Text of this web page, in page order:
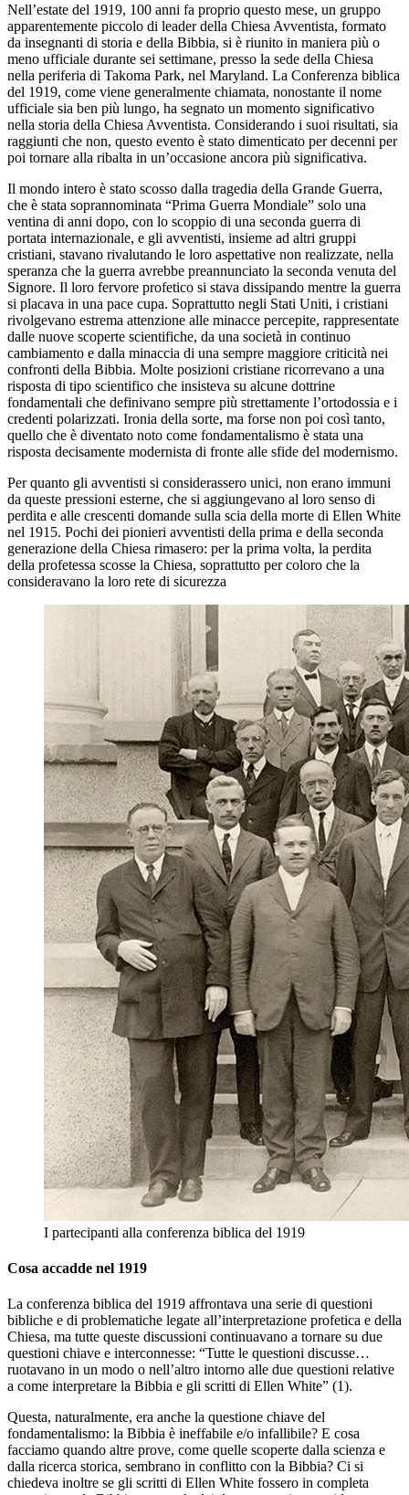
Nell’estate del 1919, 100 anni fa proprio questo mese, un gruppo
apparentemente piccolo di leader della Chiesa Avventista, formato
da insegnanti di storia e della Bibbia, si è riunito in maniera più o
meno ufficiale durante sei settimane, presso la sede della Chiesa
nella periferia di Takoma Park, nel Maryland. La Conferenza biblica
del 1919, come viene generalmente chiamata, nonostante il nome
ufficiale sia ben più lungo, ha segnato un momento significativo
nella storia della Chiesa Avventista. Considerando i suoi risultati, sia
raggiunti che non, questo evento è stato dimenticato per decenni per
poi tornare alla ribalta in un’occasione ancora più significativa.
Il mondo intero è stato scosso dalla tragedia della Grande Guerra,
che è stata soprannominata “Prima Guerra Mondiale” solo una
ventina di anni dopo, con lo scoppio di una seconda guerra di
portata internazionale, e gli avventisti, insieme ad altri gruppi
cristiani, stavano rivalutando le loro aspettative non realizzate, nella
speranza che la guerra avrebbe preannunciato la seconda venuta del
Signore. Il loro fervore profetico si stava dissipando mentre la guerra
si placava in una pace cupa. Soprattutto negli Stati Uniti, i cristiani
rivolgevano estrema attenzione alle minacce percepite, rappresentate
dalle nuove scoperte scientifiche, da una società in continuo
cambiamento e dalla minaccia di una sempre maggiore criticità nei
confronti della Bibbia. Molte posizioni cristiane ricorrevano a una
risposta di tipo scientifico che insisteva su alcune dottrine
fondamentali che definivano sempre più strettamente l’ortodossia e i
credenti polarizzati. Ironia della sorte, ma forse non poi così tanto,
quello che è diventato noto come fondamentalismo è stata una
risposta decisamente modernista di fronte alle sfide del modernismo.
Per quanto gli avventisti si considerassero unici, non erano immuni
da queste pressioni esterne, che si aggiungevano al loro senso di
perdita e alle crescenti domande sulla scia della morte di Ellen White
nel 1915. Pochi dei pionieri avventisti della prima e della seconda
generazione della Chiesa rimasero: per la prima volta, la perdita
della profetessa scosse la Chiesa, soprattutto per coloro che la
consideravano la loro rete di sicurezza
I partecipanti alla conferenza biblica del 1919
Cosa accadde nel 1919
La conferenza biblica del 1919 affrontava una serie di questioni
bibliche e di problematiche legate all’interpretazione profetica e della
Chiesa, ma tutte queste discussioni continuavano a tornare su due
questioni chiave e interconnesse: “Tutte le questioni discusse…
ruotavano in un modo o nell’altro intorno alle due questioni relative
a come interpretare la Bibbia e gli scritti di Ellen White” (1).
Questa, naturalmente, era anche la questione chiave del
fondamentalismo: la Bibbia è ineffabile e/o infallibile? E cosa
facciamo quando altre prove, come quelle scoperte dalla scienza e
dalla ricerca storica, sembrano in conflitto con la Bibbia? Ci si
chiedeva inoltre se gli scritti di Ellen White fossero in completa